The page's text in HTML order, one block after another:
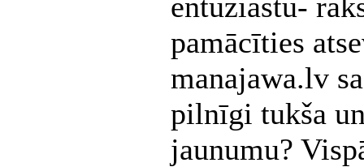
pamācīties
manajawa.lv
pilnīgi tukša
jaunumu?